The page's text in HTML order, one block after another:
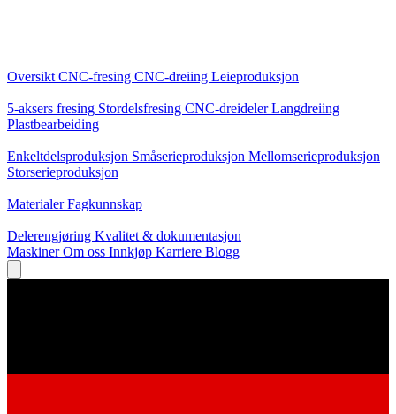
Oversikt CNC-fresing CNC-dreiing Leieproduksjon
5-aksers fresing Stordelsfresing CNC-dreidelerLangdreiing
Plastbearbeiding
Enkeltdelsproduksjon Småserieproduksjon Mellomserieproduksjon
Storserieproduksjon
MaterialerFagkunnskap
Delerengjøring Kvalitet & dokumentasjon
MaskinerOm oss Innkjøp Karriere Blogg